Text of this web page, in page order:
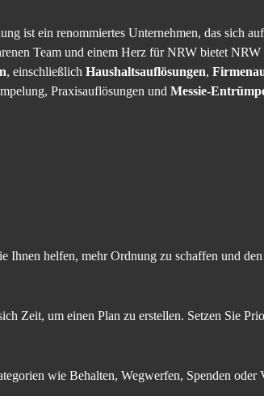
ist ein renommiertes Unternehmen, das sich
Team und einem Herz für NRW bietet
, einschließlich Haushaltsauflösungen,
Praxisauflösungen und Messie-
Ihnen helfen, mehr Ordnung zu schaffen und den
Zeit, um einen Plan zu erstellen. Setzen Sie
wie Behalten, Wegwerfen, Spenden oder